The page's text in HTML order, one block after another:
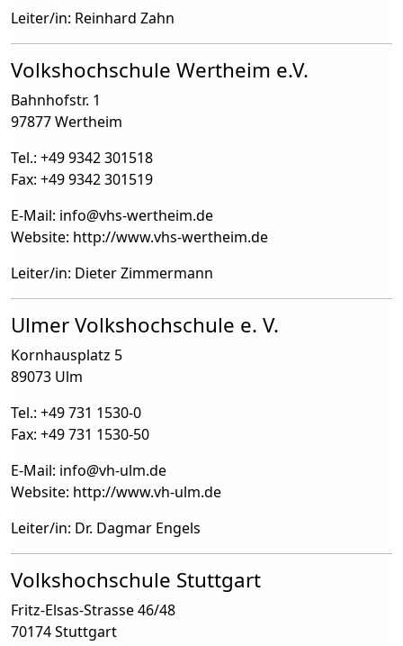
Leiter/in: Reinhard Zahn
Volkshochschule Wertheim e.V.
Bahnhofstr. 1
97877 Wertheim
Tel.: +49 9342 301518
Fax: +49 9342 301519
E-Mail: info@vhs-wertheim.de
Website: http://www.vhs-wertheim.de
Leiter/in: Dieter Zimmermann
Ulmer Volkshochschule e. V.
Kornhausplatz 5
89073 Ulm
Tel.: +49 731 1530-0
Fax: +49 731 1530-50
E-Mail: info@vh-ulm.de
Website: http://www.vh-ulm.de
Leiter/in: Dr. Dagmar Engels
Volkshochschule Stuttgart
Fritz-Elsas-Strasse 46/48
70174 Stuttgart